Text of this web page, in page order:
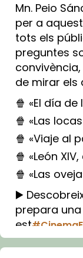
Mn. Peio
per a
tots els
preguntes
de mirar els
🍿 «El día
🍿 «Las
🍿 «Viaje al
🍿 «León
🍿 «Las
▶️
prepara
est
Imatge: